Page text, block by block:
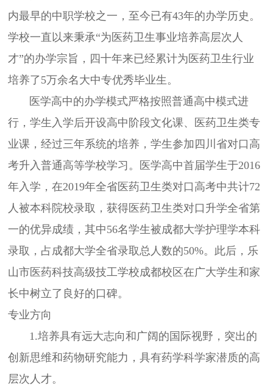
内最早的中职学校之一，至今已有43年的办学历史。
学校一直以来秉承“为医药卫生事业培养高层次人
才”的办学宗旨，四十年来已经累计为医药卫生行业
培养了5万余名大中专优秀毕业生。
医学高中的办学模式严格按照普通高中模式进
行，学生入学后开设高中阶段文化课、医药卫生类专
业课，经过三年系统的培养，学生参加四川省对口高
考升入普通高等学校学习。医学高中首届学生于2016
年入学，在2019年全省医药卫生类对口高考中共计72
人被本科院校录取，获得医药卫生类对口升学全省第
一的优异成绩，其中56名学生被成都大学护理学本科
录取，占成都大学全省录取总人数的50%。此后，乐
山市医药科技高级技工学校成都校区在广大学生和家
长中树立了良好的口碑。
专业方向
1.培养具有远大志向和广阔的国际视野，突出的
创新思维和药物研究能力，具有药学科学家潜质的高
层次人才。